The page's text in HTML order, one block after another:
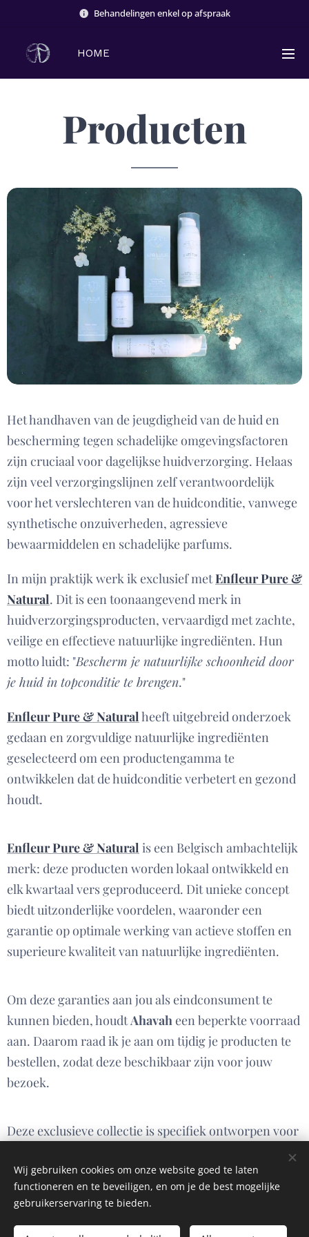
Behandelingen enkel op afspraak
HOME
Producten
Het handhaven van de jeugdigheid van de huid en
bescherming tegen schadelijke omgevingsfactoren
zijn cruciaal voor dagelijkse huidverzorging. Helaas
zijn veel verzorgingslijnen zelf verantwoordelijk
voor het verslechteren van de huidconditie, vanwege
synthetische onzuiverheden, agressieve
bewaarmiddelen en schadelijke parfums.
In mijn praktijk werk ik exclusief metEnfleur Pure &
Natural. Dit is een toonaangevend merk in
huidverzorgingsproducten, vervaardigd met zachte,
veilige en effectieve natuurlijke ingrediënten. Hun
motto luidt: "Bescherm je natuurlijke schoonheid door
je huid in topconditie te brengen."
Enfleur Pure & Naturalheeft uitgebreid onderzoek
gedaan en zorgvuldige natuurlijke ingrediënten
geselecteerd om een productengamma te
ontwikkelen dat de huidconditie verbetert en gezond
houdt.
Enfleur Pure & Natural is een Belgisch ambachtelijk
merk: deze producten worden lokaal ontwikkeld en
elk kwartaal vers geproduceerd. Dit unieke concept
biedt uitzonderlijke voordelen, waaronder een
garantie op optimale werking van actieve stoffen en
superieure kwaliteit van natuurlijke ingrediënten.
Om deze garanties aan jou als eindconsument te
kunnen bieden, houdtAhavaheen beperkte voorraad
aan. Daarom raad ik je aan om tijdig je producten te
bestellen, zodat deze beschikbaar zijn voor jouw
bezoek.
Deze exclusieve collectie is specifiek ontworpen voor
Wij gebruiken cookies om onze website goed te laten
functioneren en te beveiligen, en om je de best mogelijke
gebruikerservaring te bieden.